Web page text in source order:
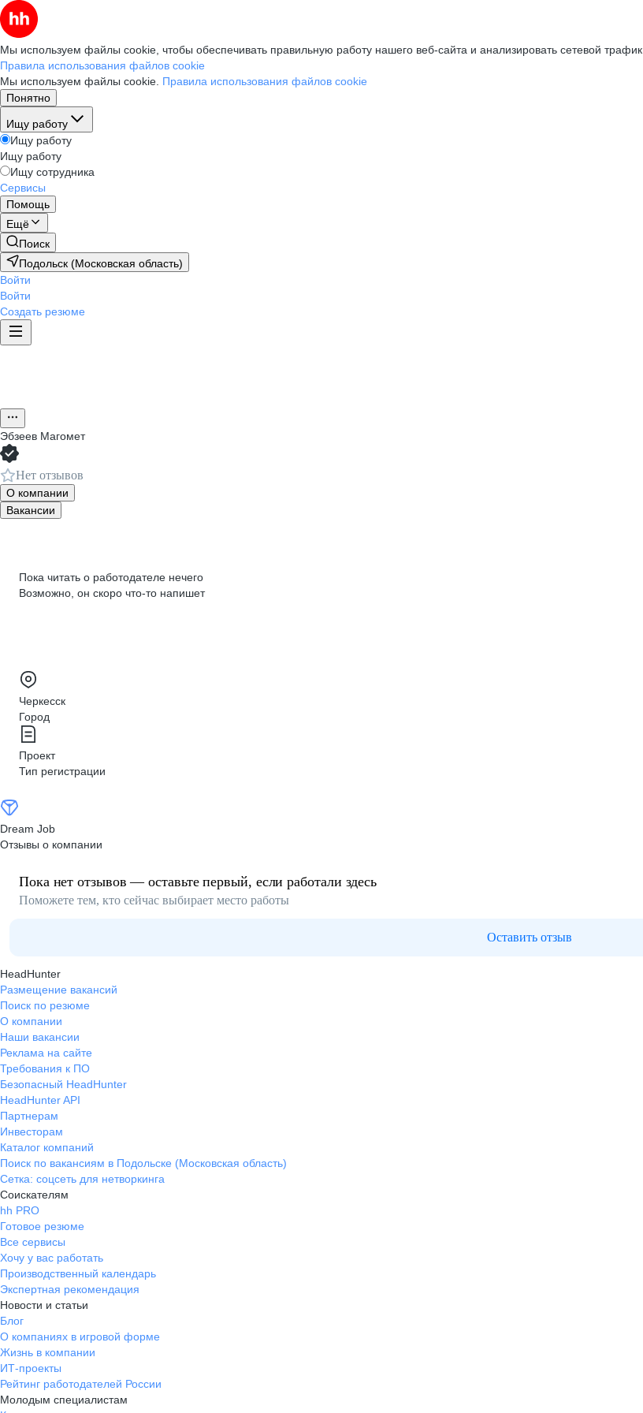
Мы используем файлы cookie, чтобы обеспечивать правильную работу нашего веб-сайта и анализировать сетевой трафик.
Правила использования файлов cookie
Мы используем файлы cookie. Правила использования файлов cookie
Понятно
Ищу работу
Ищу работу
Ищу работу
Ищу сотрудника
Сервисы
Помощь
Ещё
Поиск
Подольск (Московская область)
Войти
Войти
Создать резюме
Эбзеев Магомет
Нет отзывов
О компании
Вакансии
Пока читать о работодателе нечего
Возможно, он скоро что‑то напишет
Черкесск
Город
Проект
Тип регистрации
Dream Job
Отзывы о компании
Пока нет отзывов — оставьте первый, если работали здесь
Поможете тем, кто сейчас выбирает место работы
Оставить отзыв
HeadHunter
Размещение вакансий
Поиск по резюме
О компании
Наши вакансии
Реклама на сайте
Требования к ПО
Безопасный HeadHunter
HeadHunter API
Партнерам
Инвесторам
Каталог компаний
Поиск по вакансиям в Подольске (Московская область)
Сетка: соцсеть для нетворкинга
Соискателям
hh PRO
Готовое резюме
Все сервисы
Хочу у вас работать
Производственный календарь
Экспертная рекомендация
Новости и статьи
Блог
О компаниях в игровой форме
Жизнь в компании
ИТ-проекты
Рейтинг работодателей России
Молодым специалистам